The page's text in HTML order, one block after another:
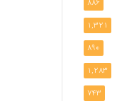
886
1,321
890
1,283
743